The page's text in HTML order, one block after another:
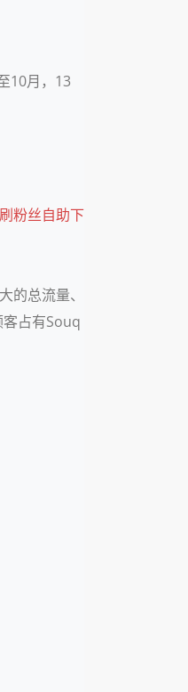
10月，13
粉丝自助下
的总流量、
占有Souq